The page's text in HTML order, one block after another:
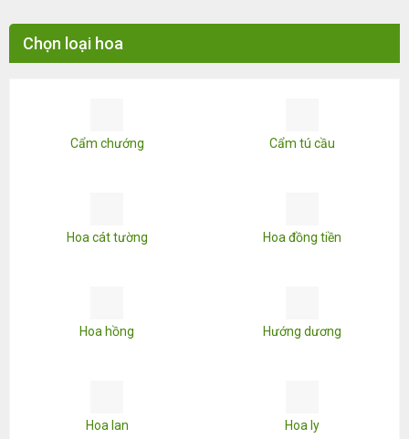
Chọn loại hoa
Cẩm chướng Cẩm tú cầu
Hoa cát tường Hoa đồng tiền
Hoa hồng Hướng dương
Hoa lan Hoa ly